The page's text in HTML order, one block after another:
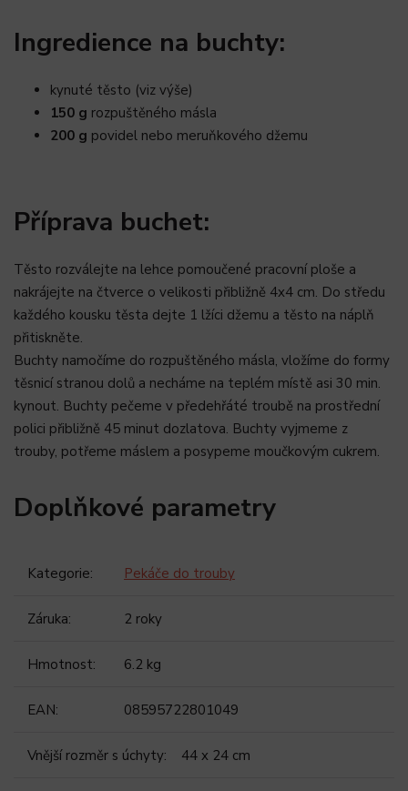
Ingredience na buchty:
kynuté těsto (viz výše)
150 g rozpuštěného másla
200 g povidel nebo meruňkového džemu
Příprava buchet:
Těsto rozválejte na lehce pomoučené pracovní ploše a
nakrájejte na čtverce o velikosti přibližně 4x4 cm. Do středu
každého kousku těsta dejte 1 lžíci džemu a těsto na náplň
přitiskněte.
Buchty namočíme do rozpuštěného másla, vložíme do formy
těsnicí stranou dolů a necháme na teplém místě asi 30 min.
kynout. Buchty pečeme v předehřáté troubě na prostřední
polici přibližně 45 minut dozlatova. Buchty vyjmeme z
trouby, potřeme máslem a posypeme moučkovým cukrem.
Doplňkové parametry
Kategorie: Pekáče do trouby
Záruka: 2 roky
Hmotnost: 6.2 kg
EAN: 08595722801049
Vnější rozměr s úchyty: 44 x 24 cm